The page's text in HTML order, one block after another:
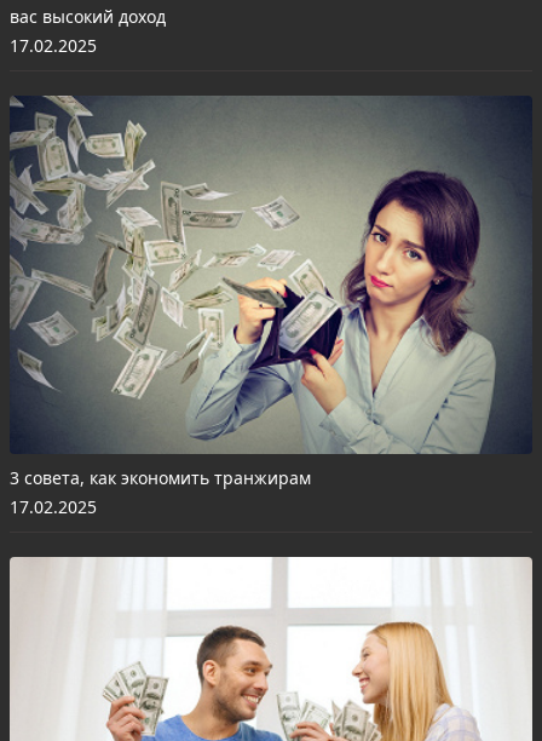
вас высокий доход
17.02.2025
3 совета, как экономить транжирам
17.02.2025